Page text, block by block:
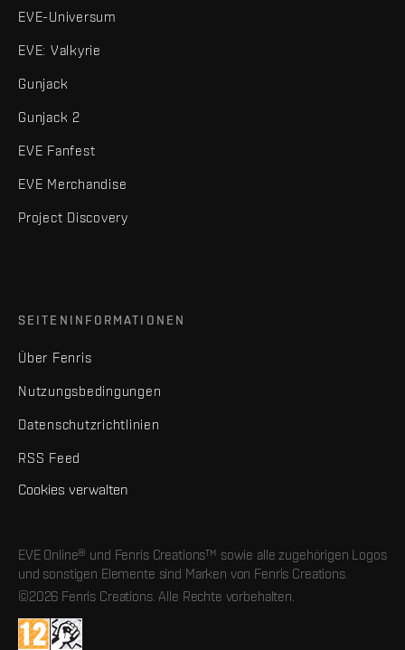
EVE-Universum
EVE: Valkyrie
Gunjack
Gunjack 2
EVE Fanfest
EVE Merchandise
Project Discovery
SEITENINFORMATIONEN
Über Fenris
Nutzungsbedingungen
Datenschutzrichtlinien
RSS Feed
Cookies verwalten
EVE Online® und Fenris Creations™ sowie alle zugehörigen Logos
und sonstigen Elemente sind Marken von Fenris Creations.
©2026 Fenris Creations. Alle Rechte vorbehalten.